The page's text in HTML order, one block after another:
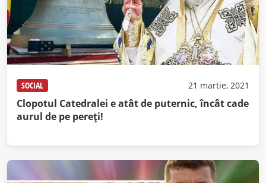
SOCIAL 21 martie, 2021
Clopotul Catedralei e atât de puternic, încât cade
aurul de pe pereți!